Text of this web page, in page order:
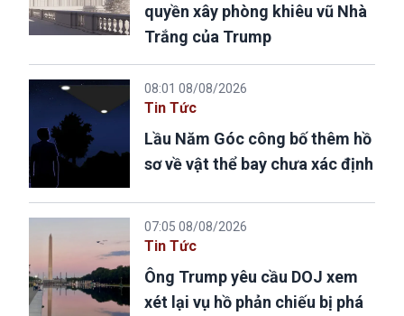
quyền xây phòng khiêu vũ Nhà
Trắng của Trump
08:01 08/08/2026
Tin Tức
Lầu Năm Góc công bố thêm hồ
sơ về vật thể bay chưa xác định
07:05 08/08/2026
Tin Tức
Ông Trump yêu cầu DOJ xem
xét lại vụ hồ phản chiếu bị phá